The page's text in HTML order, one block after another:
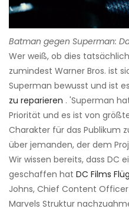
Batman gegen Superman:
Wer weiß, ob dies
zumindest Warner Bros. ist
Superman bewusst und ist
zu reparieren . 'Superman
Priorität und es ist von
Charakter für das Publikum
über jemanden, der dem
Wir wissen bereits, dass DC
geschaffen hat DC Films
Johns, Chief Content
Marvels Struktur